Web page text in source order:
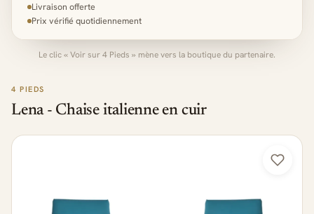
4 PIEDS
Lena - Chaise italienne en cuir
Livraison offerte
Prix vérifié quotidiennement
Le clic « Voir sur 4 Pieds » mène vers la boutique du partenaire.